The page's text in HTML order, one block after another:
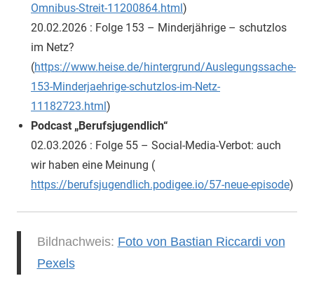
Omnibus-Streit-11200864.html)
20.02.2026 : Folge 153 – Minderjährige – schutzlos
im Netz?
(https://www.heise.de/hintergrund/Auslegungssache-
153-Minderjaehrige-schutzlos-im-Netz-
11182723.html)
Podcast „Berufsjugendlich“
02.03.2026 : Folge 55 – Social-Media-Verbot: auch
wir haben eine Meinung (​​​​​​​
https://berufsjugendlich.podigee.io/57-neue-episode)
Bildnachweis: Foto von Bastian Riccardi von
Pexels